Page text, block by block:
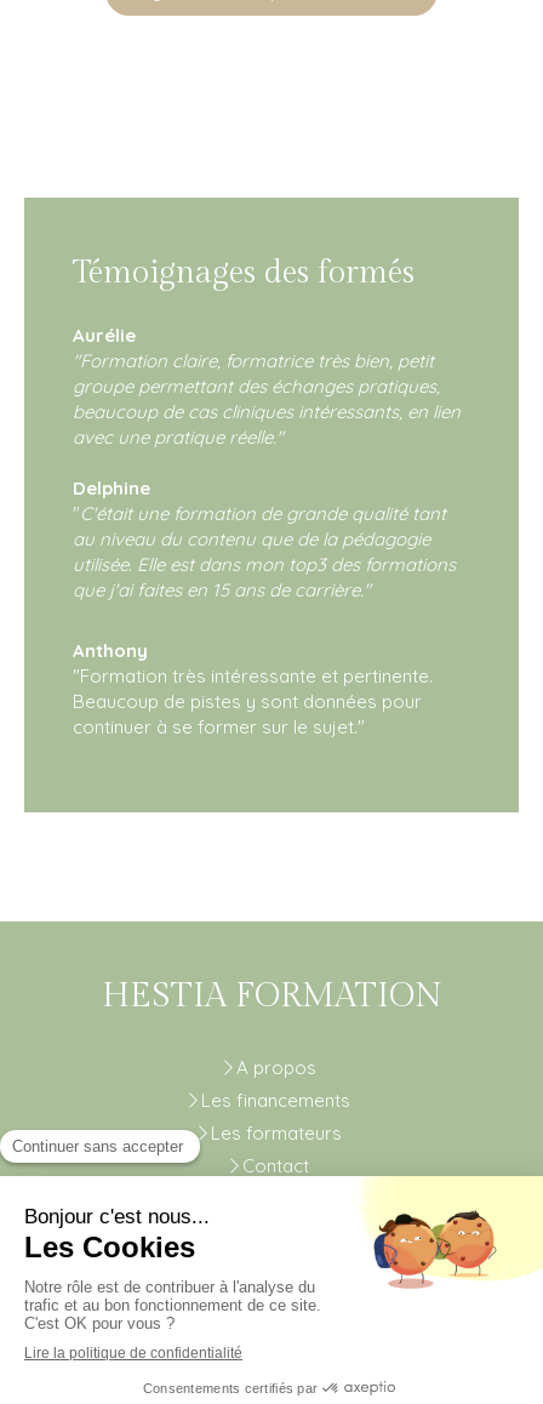
Témoignages des formés
Aurélie
"Formation claire, formatrice très bien, petit
groupe permettant des échanges pratiques,
beaucoup de cas cliniques intéressants, en lien
avec une pratique réelle."
Delphine
"C'était une formation de grande qualité tant
au niveau du contenu que de la pédagogie
utilisée. Elle est dans mon top3 des formations
que j'ai faites en 15 ans de carrière."
Anthony
"Formation très intéressante et pertinente.
Beaucoup de pistes y sont données pour
continuer à se former sur le sujet."
HESTIA FORMATION
A propos
Les financements
Les formateurs
Contact
Mentions légales